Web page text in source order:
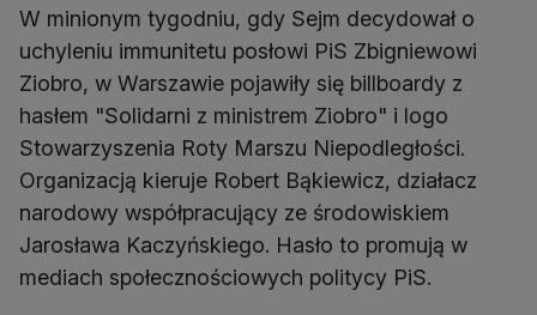
W minionym tygodniu, gdy Sejm decydował o
uchyleniu immunitetu posłowi PiS Zbigniewowi
Ziobro, w Warszawie pojawiły się billboardy z
hasłem "Solidarni z ministrem Ziobro" i logo
Stowarzyszenia Roty Marszu Niepodległości.
Organizacją kieruje Robert Bąkiewicz, działacz
narodowy współpracujący ze środowiskiem
Jarosława Kaczyńskiego. Hasło to promują w
mediach społecznościowych politycy PiS.